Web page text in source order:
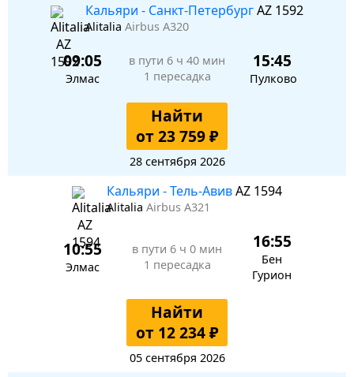
Кальяри - Санкт-ПетербургAZ 1592
Alitalia Airbus A320
09:05
Элмас
в пути 6 ч 40 мин
1 пересадка
15:45
Пулково
Найти
от 23 759 ₽
28 сентября 2026
Кальяри - Тель-АвивAZ 1594
Alitalia Airbus A321
10:55
Элмас
в пути 6 ч 0 мин
1 пересадка
16:55
Бен
Гурион
Найти
от 12 234 ₽
05 сентября 2026